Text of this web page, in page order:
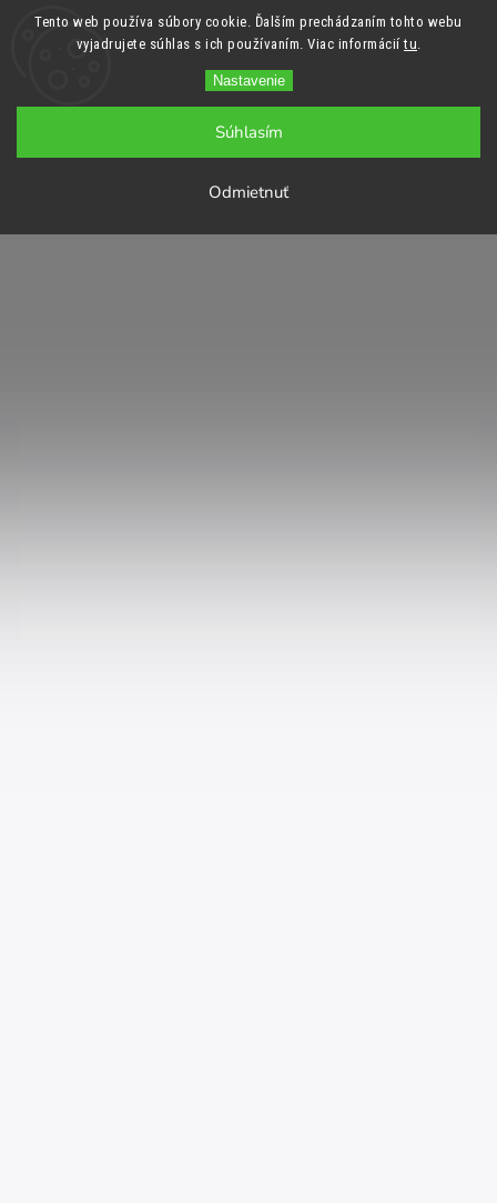
Tento web používa súbory cookie. Ďalším prechádzaním tohto webu
vyjadrujete súhlas s ich používaním. Viac informáciítu.
Nastavenie
Odmietnuť
Súhlasím